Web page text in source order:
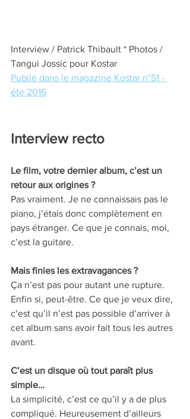
Interview / Patrick Thibault * Photos /
Tangui Jossic pour Kostar
Publié dans le magazine Kostar n°51 -
été 2016
Interview recto
Le film, votre dernier album, c’est un
retour aux origines ?
Pas vraiment. Je ne connaissais pas le
piano, j’étais donc complètement en
pays étranger. Ce que je connais, moi,
c’est la guitare.
Mais finies les extravagances ?
Ça n’est pas pour autant une rupture.
Enfin si, peut-être. Ce que je veux dire,
c’est qu’il n’est pas possible d’arriver à
cet album sans avoir fait tous les autres
avant.
C’est un disque où tout paraît plus
simple…
La simplicité, c’est ce qu’il y a de plus
compliqué. Heureusement d’ailleurs